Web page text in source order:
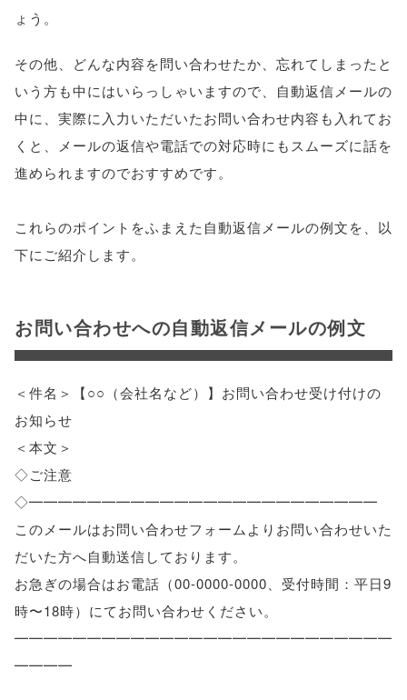
ょう。
その他、どんな内容を問い合わせたか、忘れてしまったと
いう方も中にはいらっしゃいますので、自動返信メールの
中に、実際に入力いただいたお問い合わせ内容も入れてお
くと、メールの返信や電話での対応時にもスムーズに話を
進められますのでおすすめです。
これらのポイントをふまえた自動返信メールの例文を、以
下にご紹介します。
お問い合わせへの自動返信メールの例文
＜件名＞【○○（会社名など）】お問い合わせ受け付けの
お知らせ
＜本文＞
◇ご注意
◇━━━━━━━━━━━━━━━━━━━━━━━━
このメールはお問い合わせフォームよりお問い合わせいた
だいた方へ自動送信しております。
お急ぎの場合はお電話（00-0000-0000、受付時間：平日9
時〜18時）にてお問い合わせください。
━━━━━━━━━━━━━━━━━━━━━━━━━━
━━━━